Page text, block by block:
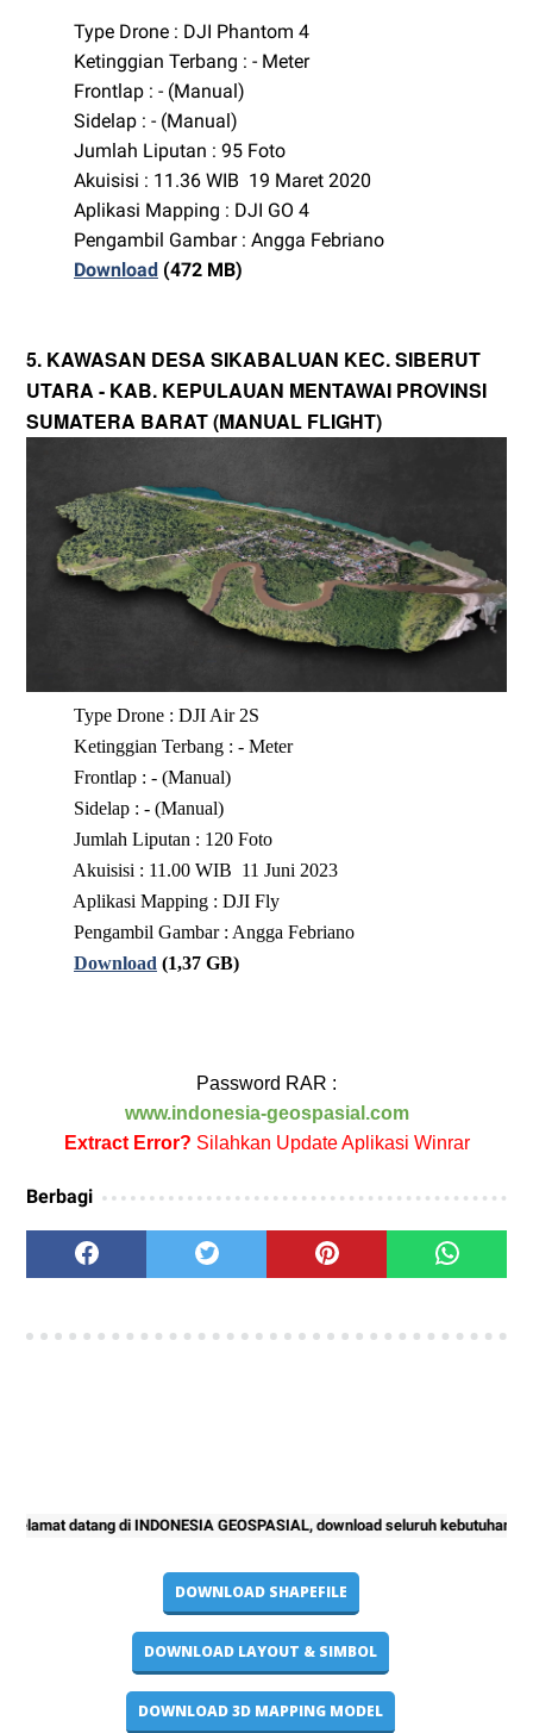
Type Drone : DJI Phantom 4
Ketinggian Terbang : - Meter
Frontlap : - (Manual)
Sidelap : - (Manual)
Jumlah Liputan : 95 Foto
Akuisisi : 11.36 WIB 19 Maret 2020
Aplikasi Mapping : DJI GO 4
Pengambil Gambar : Angga Febriano
Download (472 MB)
5. KAWASAN DESA SIKABALUAN KEC. SIBERUT
UTARA - KAB. KEPULAUAN MENTAWAI PROVINSI
SUMATERA BARAT (MANUAL FLIGHT)
Type Drone : DJI Air 2S
Ketinggian Terbang : - Meter
Frontlap : - (Manual)
Sidelap : - (Manual)
Jumlah Liputan : 120 Foto
Akuisisi : 11.00 WIB 11 Juni 2023
Aplikasi Mapping : DJI Fly
Pengambil Gambar : Angga Febriano
Download (1,37 GB)
Password RAR :
www.indonesia-geospasial.com
Extract Error? Silahkan Update Aplikasi Winrar
Berbagi
datang di INDONESIA GEOSPASIAL, download seluruh kebutuhan project
DOWNLOAD SHAPEFILE
DOWNLOAD LAYOUT & SIMBOL
DOWNLOAD 3D MAPPING MODEL